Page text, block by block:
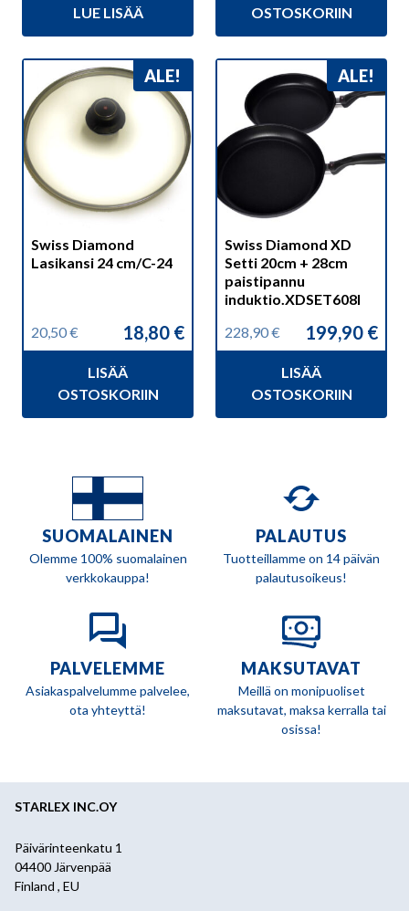
LUE LISÄÄ
159,90 €.
146,90 €.
OSTOSKORIIN
ALE!
Swiss Diamond
Lasikansi 24 cm/C-24
20,50€
Alkuperäinen
hinta
20,50 €.
18,80 €
Nykyinen
hinta
18,80 €.
LISÄÄ
OSTOSKORIIN
ALE!
Swiss Diamond XD
Setti 20cm + 28cm
paistipannu
induktio.XDSET608I
228,90€
Alkuperäinen
hinta
228,90 €.
199,90 €
Nykyinen
hinta
199,90 €.
LISÄÄ
OSTOSKORIIN
SUOMALAINEN
Olemme 100% suomalainen
verkkokauppa!
PALAUTUS
Tuotteillamme on 14 päivän
palautusoikeus!
PALVELEMME
Asiakaspalvelumme palvelee,
ota yhteyttä!
MAKSUTAVAT
Meillä on monipuoliset
maksutavat, maksa kerralla tai
osissa!
STARLEX INC.OY
Päivärinteenkatu 1
04400 Järvenpää
Finland , EU